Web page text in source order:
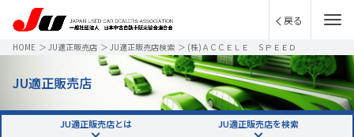
戻る
HOME ＞ JU適正販売店 ＞ JU適正販売店検索 ＞ (株)ＡＣＣＥＬＥ ＳＰＥＥＤ
JU適正販売店
JU適正販売店とは JU適正販売店を検索